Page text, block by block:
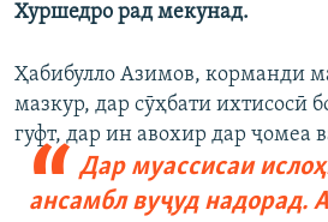
Хуршедро рад мекунад.
Ҳабибулло Азимов, корманди
мазкур, дар сӯҳбати ихтисосӣ
гуфт, дар ин авохир дар ҷомеа
Дар муассисаи
ансамбл вуҷуд надорад.